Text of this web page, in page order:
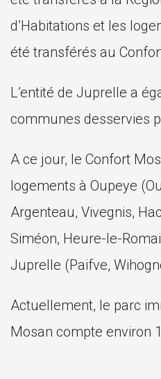
d’Habitations et les
été transférés au
L’entité de Juprelle a
communes desservies
A ce jour, le Confort
logements à Oupeye
Argenteau, Vivegnis,
Siméon, Heure-le-
Juprelle (Paifve,
Actuellement, le parc
Mosan compte environ